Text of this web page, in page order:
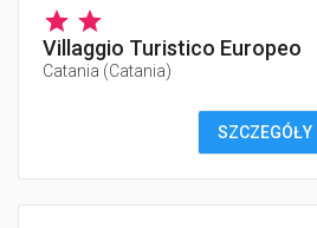
Villaggio Turistico Europeo
Catania (Catania)
SZCZEGÓŁY